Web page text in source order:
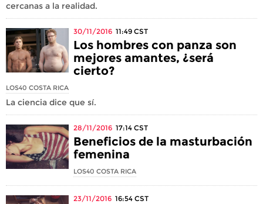
cercanas a la realidad.
30/11/2016 11:49 CST
Los hombres con panza son
mejores amantes, ¿será
cierto?
LOS40 COSTA RICA
La ciencia dice que sí.
28/11/2016 17:14 CST
Beneficios de la masturbación
femenina
LOS40 COSTA RICA
23/11/2016 16:54 CST